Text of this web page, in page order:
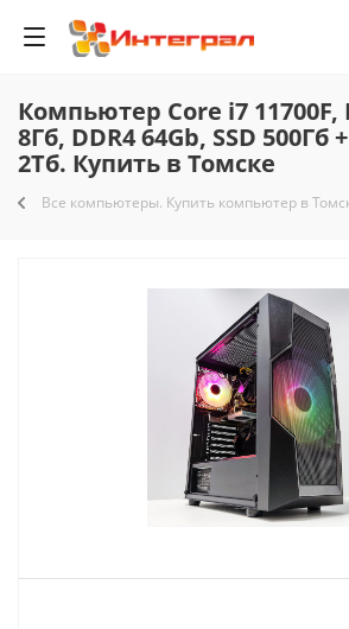
Компьютер Core i7 11700F,
8Гб, DDR4 64Gb, SSD 500Гб
2Тб. Купить в Томске
Все компьютеры. Купить компьютер в